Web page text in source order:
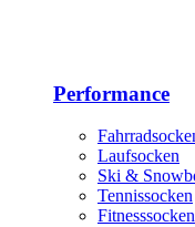
Performance
Laufsocken
Ski &
Tennissocken
Fitnesssocken